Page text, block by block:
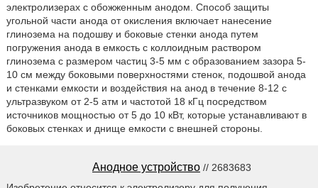
электролизерах с обожженным анодом. Способ защиты
угольной части анода от окисления включает нанесение
глинозема на подошву и боковые стенки анода путем
погружения анода в емкость с коллоидным раствором
глинозема с размером частиц 3-5 мм с образованием зазора 5-
10 см между боковыми поверхностями стенок, подошвой анода
и стенками емкости и воздействия на анод в течение 8-12 с
ультразвуком от 2-5 атм и частотой 18 кГц посредством
источников мощностью от 5 до 10 кВт, которые устанавливают в
боковых стенках и днище емкости с внешней стороны.
Анодное устройство // 2683683